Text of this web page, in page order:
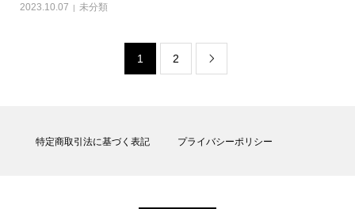
2023.10.07 未分類
1 2 
特定商取引法に基づく表記 プライバシーポリシー